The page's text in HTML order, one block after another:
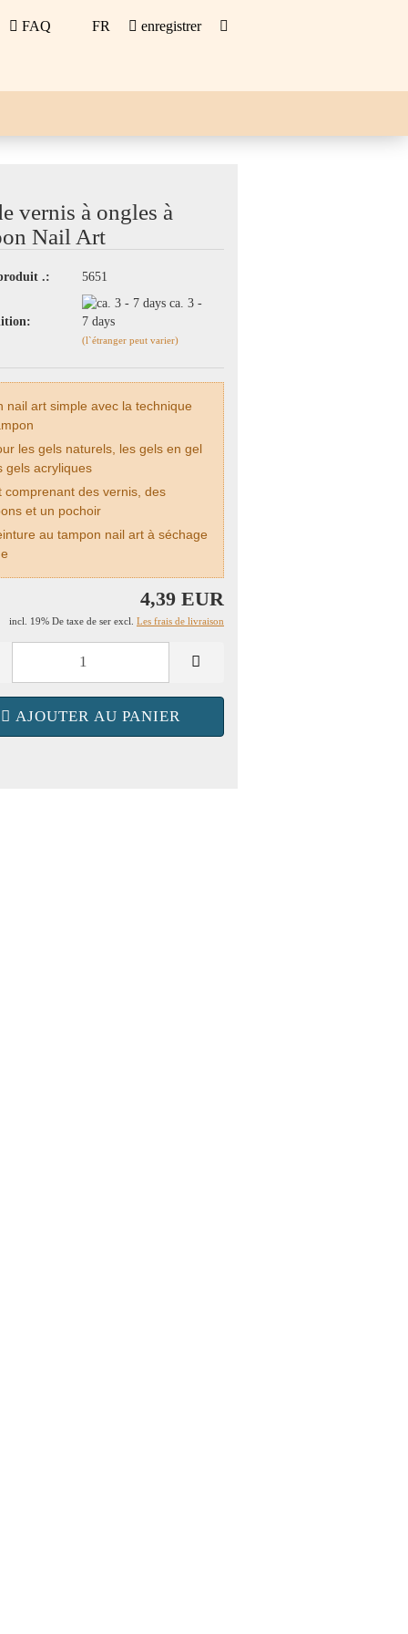
FAQ FR enregistrer
vernis à ongles à
Nail Art
.: 5651
ca. 3 -
7 days
(l`étranger peut varier)
nail art simple avec la technique
les gels naturels, les gels en gel
gels acryliques
comprenant des vernis, des
et un pochoir
au tampon nail art à séchage
4,39 EUR
incl. 19% De taxe de ser excl. Les frais de livraison
AJOUTER AU PANIER